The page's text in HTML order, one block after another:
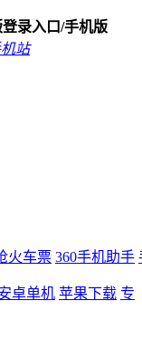
录入口/手机版
站
火车票 360手机助手
卓单机 苹果下载 专